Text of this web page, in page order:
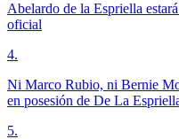
Abelardo de la Espriella
oficial
4.
Ni Marco Rubio, ni Bernie
en posesión de De La
5.